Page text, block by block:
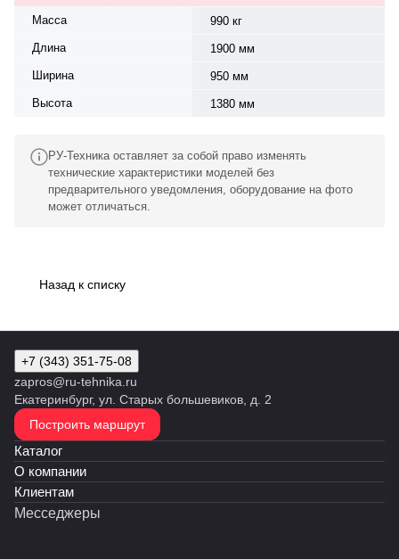
Масса
990 кг
Длина
1900 мм
Ширина
950 мм
Высота
1380 мм
РУ-Техника оставляет за собой право изменять
технические характеристики моделей без
предварительного уведомления, оборудование на фото
может отличаться.
Назад к списку
+7 (343) 351-75-08
zapros@ru-tehnika.ru
Екатеринбург, ул. Старых большевиков, д. 2
Построить маршрут
Каталог
О компании
Клиентам
Месседжеры